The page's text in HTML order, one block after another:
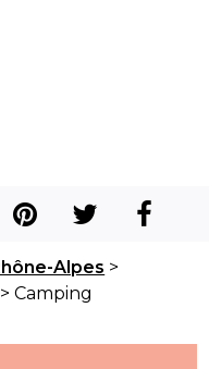
Alpes >
> Camping